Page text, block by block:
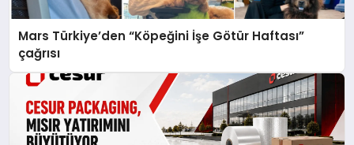
Mars Türkiye’den “Köpeğini İşe Götür Haftası”
çağrısı